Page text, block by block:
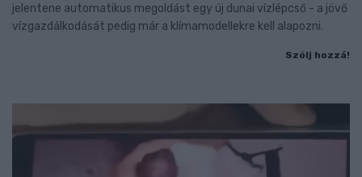
jelentene automatikus megoldást egy új dunai vízlépcső - a jövő
vízgazdálkodását pedig már a klímamodellekre kell alapozni.
Szólj hozzá!